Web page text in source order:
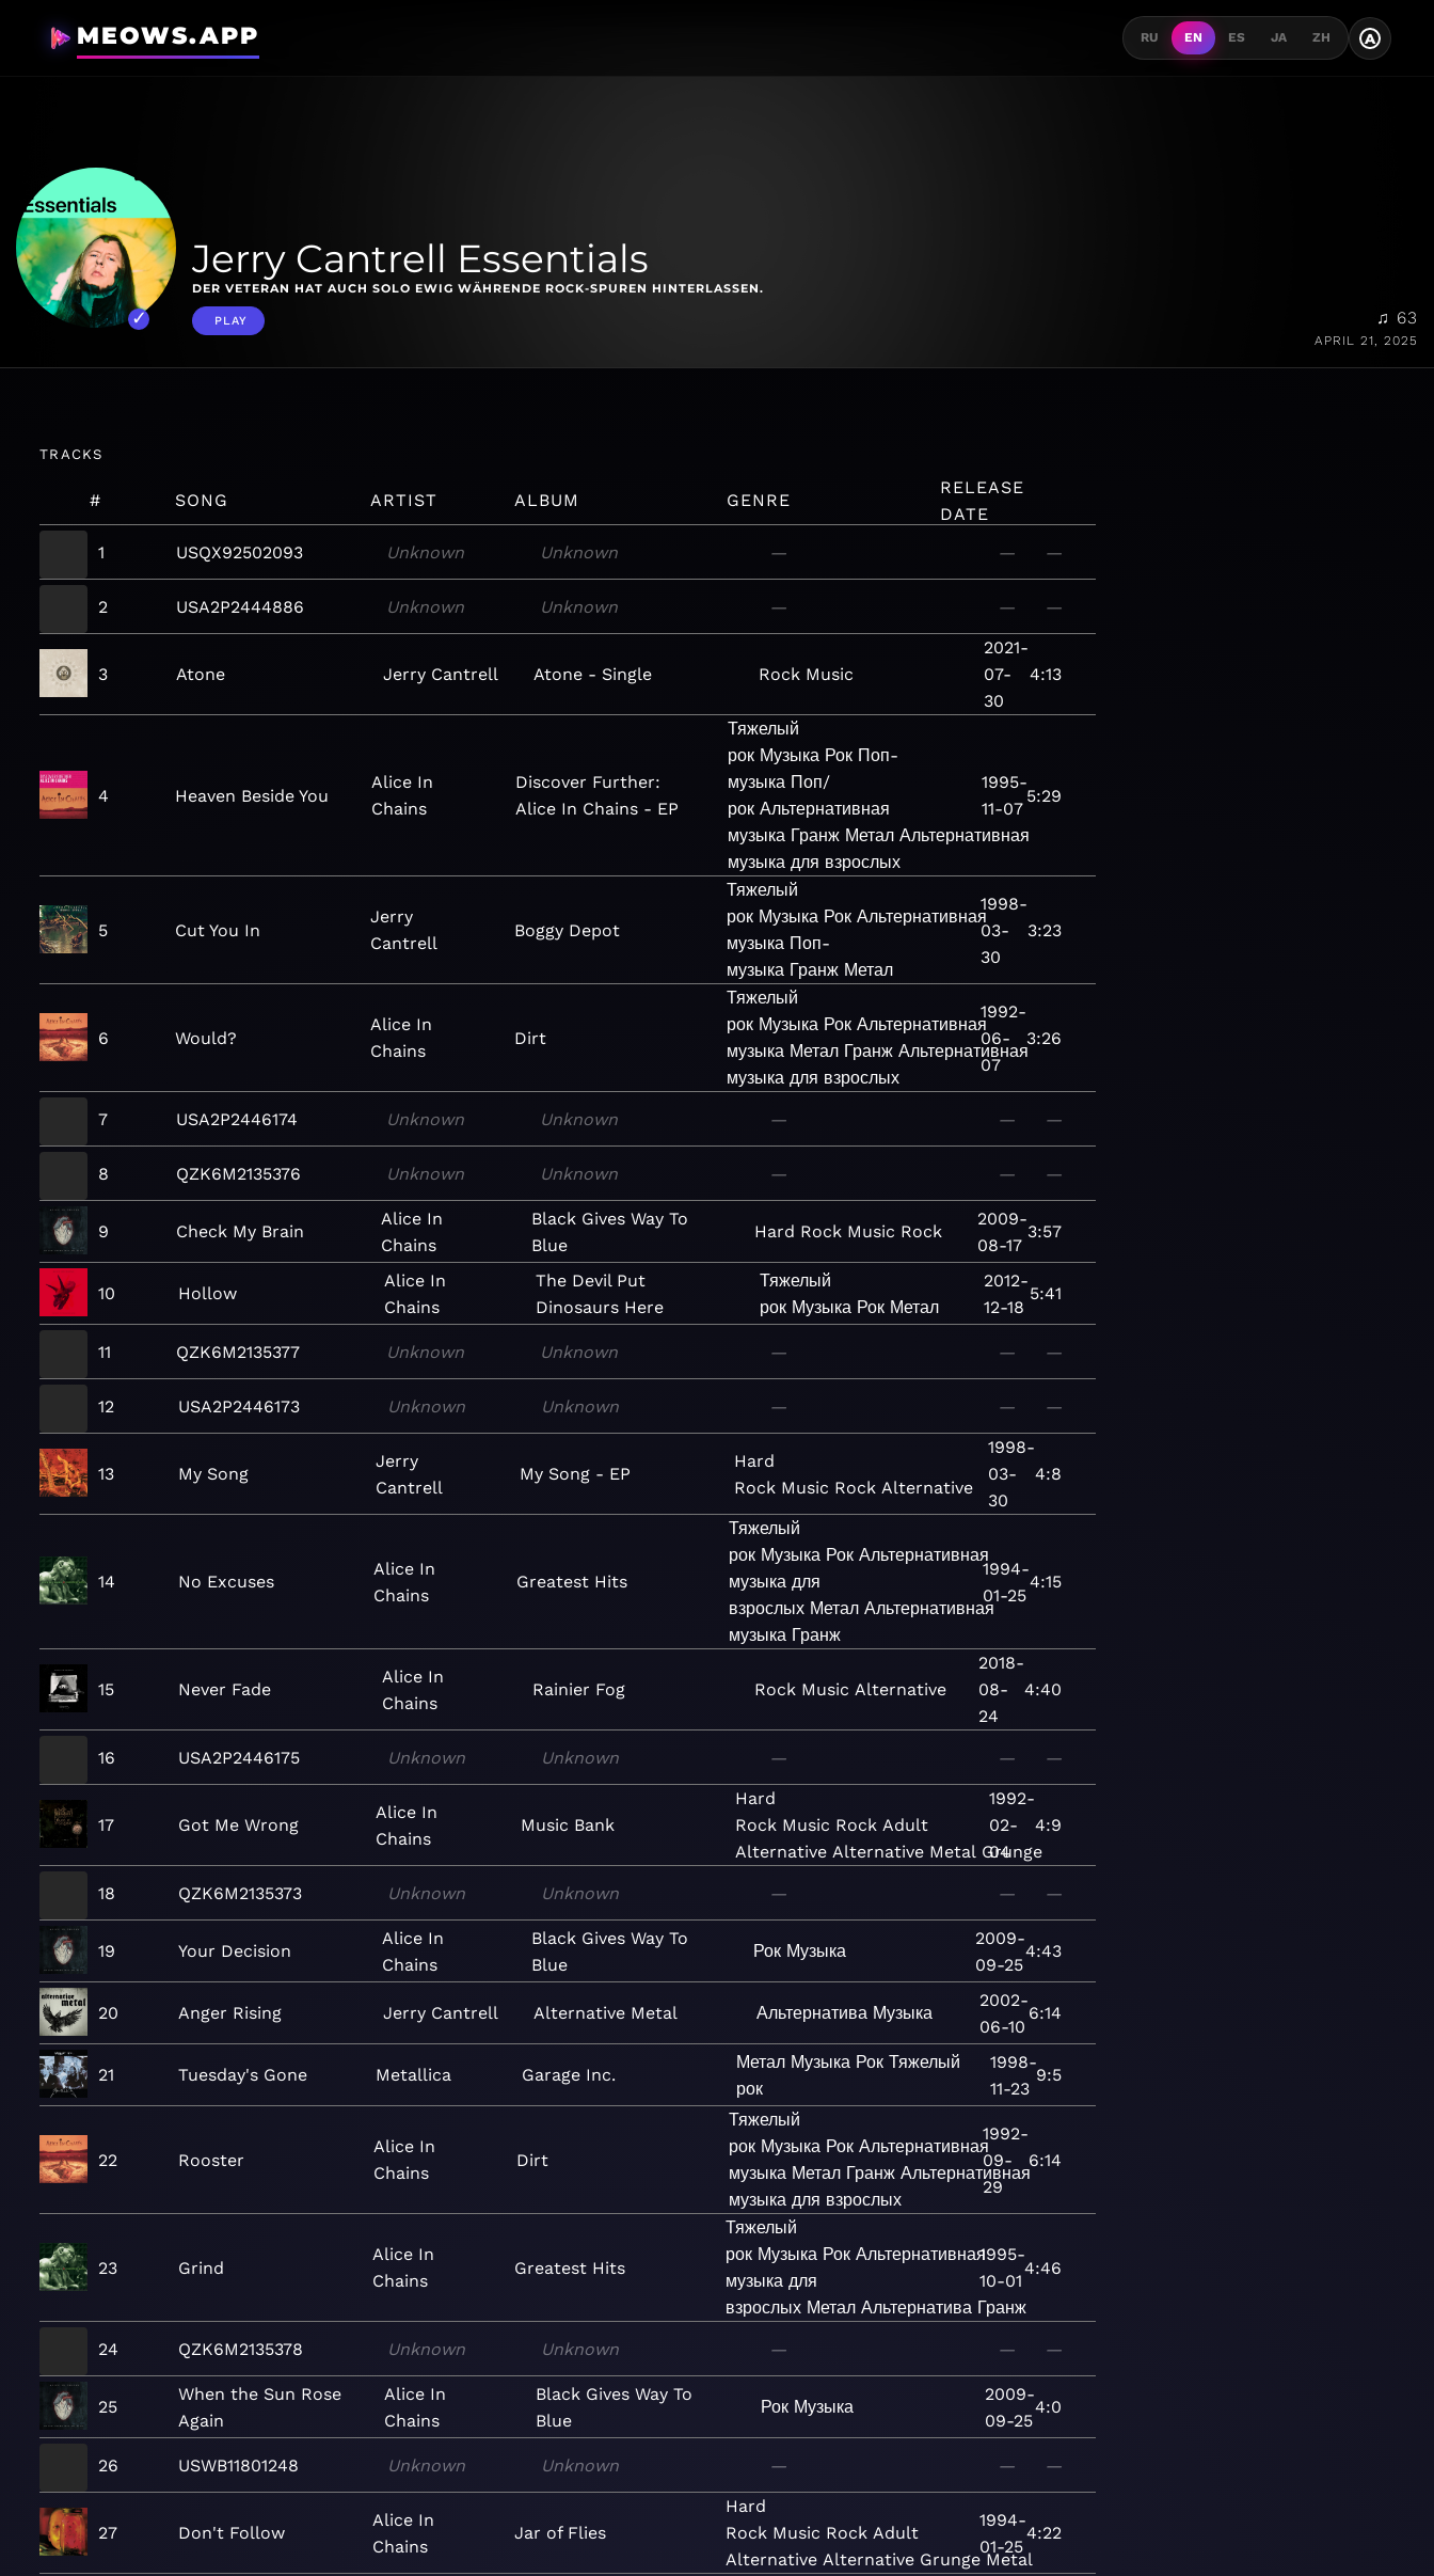
MEOWS.APP RU EN ES JA ZH A
Jerry Cantrell Essentials
DER VETERAN HAT AUCH SOLO EWIG WÄHRENDE ROCK-SPUREN HINTERLASSEN.
PLAY ♫ 63
APRIL 21, 2025
TRACKS
# SONG ARTIST ALBUM GENRE
RELEASE
DATE
1
USQX92502093 Unknown Unknown — — —
2 USA2P2444886 Unknown Unknown — — —
3 Atone Jerry Cantrell Atone - Single Rock Music
2021-
07-
30
4:13
4 Heaven Beside You
Alice In
Chains
Discover Further:
Alice In Chains - EP
Тяжелый
рок Музыка Рок Поп-
музыка Поп/
рок Альтернативная
музыка Гранж Метал Альтернативная
музыка для взрослых
1995-
11-07
5:29
5 Cut You In
Jerry
Cantrell
Boggy Depot
Тяжелый
рок Музыка Рок Альтернативная
музыка Поп-
музыка Гранж Метал
1998-
03-
30
3:23
6 Would?
Alice In
Chains
Dirt
Тяжелый
рок Музыка Рок Альтернативная
музыка Метал Гранж Альтернативная
музыка для взрослых
1992-
06-
07
3:26
7 USA2P2446174 Unknown Unknown — — —
8 QZK6M2135376 Unknown Unknown — — —
9 Check My Brain
Alice In
Chains
Black Gives Way To
Blue
Hard Rock Music Rock
2009-
08-17
3:57
10 Hollow
Alice In
Chains
The Devil Put
Dinosaurs Here
Тяжелый
рок Музыка Рок Метал
2012-
12-18
5:41
11 QZK6M2135377 Unknown Unknown — — —
12 USA2P2446173 Unknown Unknown — — —
13 My Song
Jerry
Cantrell
My Song - EP
Hard
Rock Music Rock Alternative
1998-
03-
30
4:8
14 No Excuses
Alice In
Chains
Greatest Hits
Тяжелый
рок Музыка Рок Альтернативная
музыка для
взрослых Метал Альтернативная
музыка Гранж
1994-
01-25
4:15
15 Never Fade
Alice In
Chains
Rainier Fog Rock Music Alternative
2018-
08-
24
4:40
16 USA2P2446175 Unknown Unknown — — —
17 Got Me Wrong
Alice In
Chains
Music Bank
Hard
Rock Music Rock Adult
Alternative Alternative Metal Grunge
1992-
02-
04
4:9
18 QZK6M2135373 Unknown Unknown — — —
19 Your Decision
Alice In
Chains
Black Gives Way To
Blue
Рок Музыка
2009-
09-25
4:43
20 Anger Rising Jerry Cantrell Alternative Metal Альтернатива Музыка
2002-
06-10
6:14
21 Tuesday's Gone Metallica Garage Inc.
Метал Музыка Рок Тяжелый
рок
1998-
11-23
9:5
22 Rooster
Alice In
Chains
Dirt
Тяжелый
рок Музыка Рок Альтернативная
музыка Метал Гранж Альтернативная
музыка для взрослых
1992-
09-
29
6:14
23 Grind
Alice In
Chains
Greatest Hits
Тяжелый
рок Музыка Рок Альтернативная
музыка для
взрослых Метал Альтернатива Гранж
1995-
10-01
4:46
24 QZK6M2135378 Unknown Unknown — — —
25
When the Sun Rose
Again
Alice In
Chains
Black Gives Way To
Blue
Рок Музыка
2009-
09-25
4:0
26 USWB11801248 Unknown Unknown — — —
27 Don't Follow
Alice In
Chains
Jar of Flies
Hard
Rock Music Rock Adult
Alternative Alternative Grunge Metal
1994-
01-25
4:22